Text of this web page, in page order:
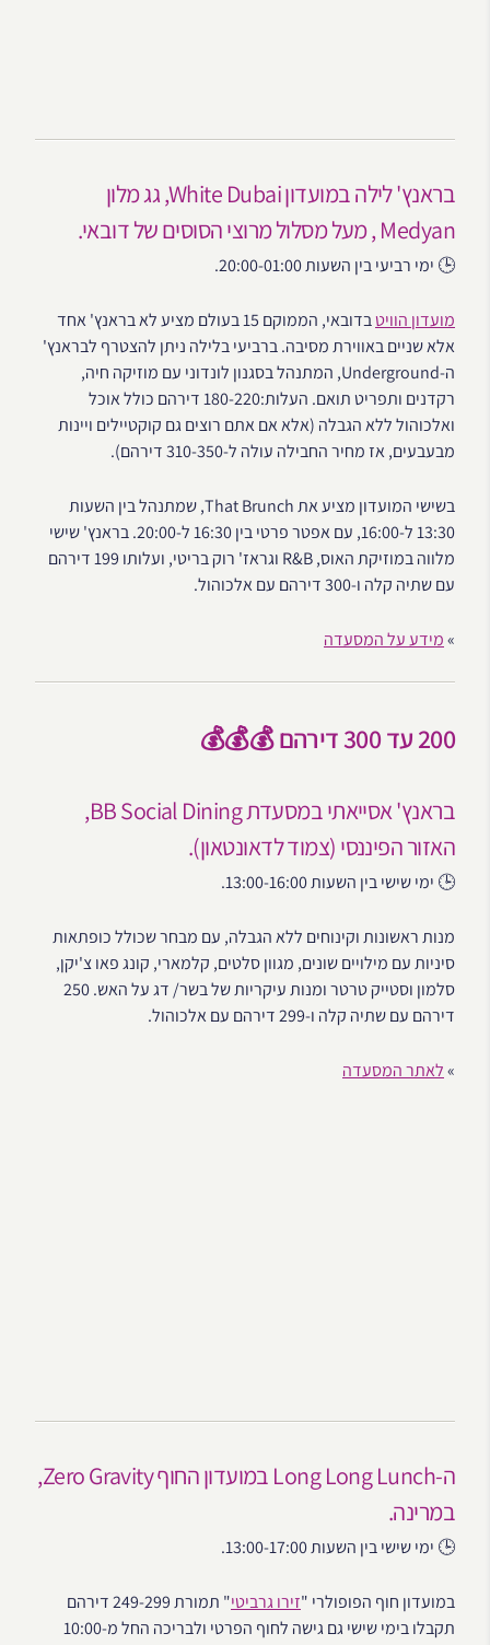
בראנץ' לילה במועדון White Dubai, גג מלון
Medyan , מעל מסלול מרוצי הסוסים של דובאי.
🕒 ימי רביעי בין השעות 20:00-01:00.
מועדון הוויט
בדובאי, הממוקם 15 בעולם מציע לא בראנץ' אחד
אלא שניים באווירת מסיבה. ברביעי בלילה ניתן להצטרף לבראנץ'
ה-Underground, המתנהל בסגנון לונדוני עם מוזיקה חיה,
רקדנים ותפריט תואם. העלות:180-220 דירהם כולל אוכל
ואלכוהול ללא הגבלה (אלא אם אתם רוצים גם קוקטיילים ויינות
מבעבעים, אז מחיר החבילה עולה ל-310-350 דירהם).
בשישי המועדון מציע את That Brunch, שמתנהל בין השעות
13:30 ל-16:00, עם אפטר פרטי בין 16:30 ל-20:00. בראנץ' שישי
מלווה במוזיקת האוס, R&B וגראז' רוק בריטי, ועלותו 199 דירהם
עם שתיה קלה ו-300 דירהם עם אלכוהול.
»מידע על המסעדה
200 עד 300 דירהם 💰💰💰
בראנץ' אסייאתי במסעדת BB Social Dining,
האזור הפיננסי (צמוד לדאונטאון).
🕒 ימי שישי בין השעות 13:00-16:00.
מנות ראשונות וקינוחים ללא הגבלה, עם מבחר שכולל כופתאות
סיניות עם מילויים שונים, מגוון סלטים, קלמארי, קונג פאו צ'יקן,
סלמון וסטייק טרטר ומנות עיקריות של בשר/ דג על האש. 250
דירהם עם שתיה קלה ו-299 דירהם עם אלכוהול.
»לאתר המסעדה
ה-Long Long Lunch במועדון החוף Zero Gravity,
במרינה.
🕒 ימי שישי בין השעות 13:00-17:00.
במועדון חוף הפופולרי "זירו גרביטי
" תמורת 249-299 דירהם
תקבלו בימי שישי גם גישה לחוף הפרטי ולבריכה החל מ-10:00